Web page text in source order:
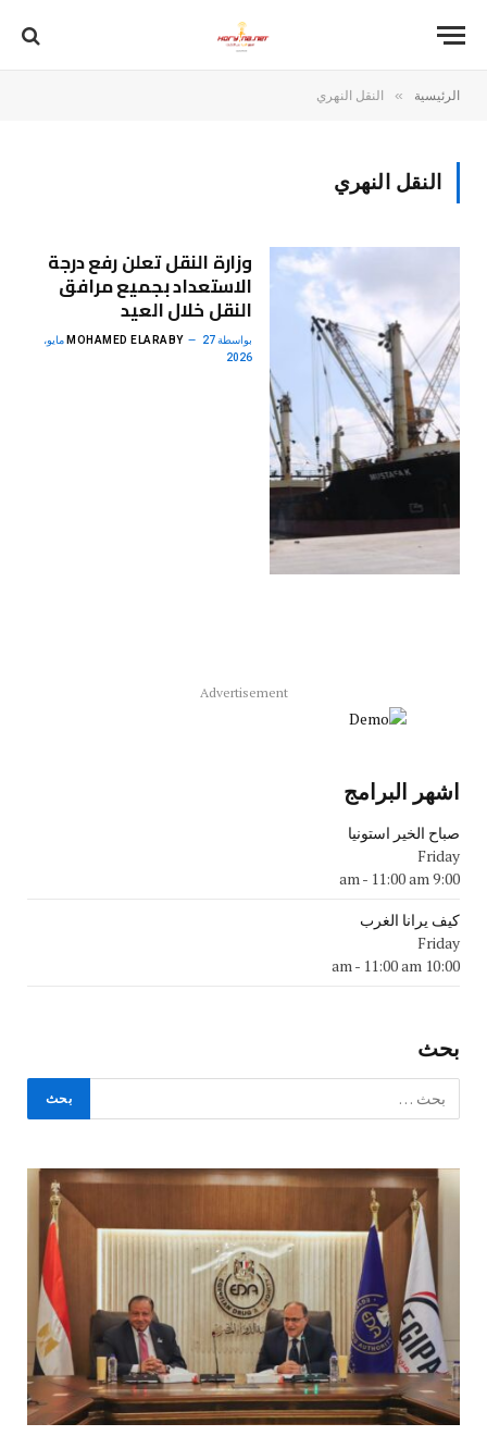
الرئيسية » النقل النهري
النقل النهري
وزارة النقل تعلن رفع درجة
الاستعداد بجميع مرافق
النقل خلال العيد
بواسطة MOHAMED ELARABY 27 مايو،
2026
Advertisement
اشهر البرامج
صباح الخير استونيا
Friday
9:00 am
- 11:00 am
كيف يرانا الغرب
Friday
10:00 am
- 11:00 am
بحث